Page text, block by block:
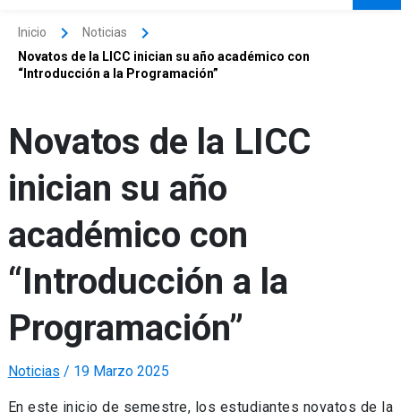
Inicio
Noticias
Novatos de la LICC inician su año académico con
“Introducción a la Programación”
Novatos de la LICC
inician su año
académico con
“Introducción a la
Programación”
Noticias / 19 Marzo 2025
En este inicio de semestre, los estudiantes novatos de la